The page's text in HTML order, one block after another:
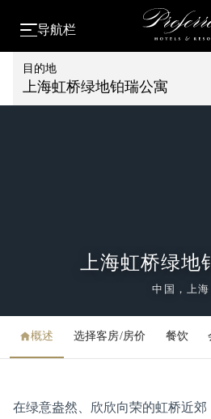
导航栏
目的地
上海虹桥绿地铂瑞公寓
上海虹桥绿地
中国，上海
概述 选择客房/房价 餐饮
在绿意盎然、欣欣向荣的虹桥近